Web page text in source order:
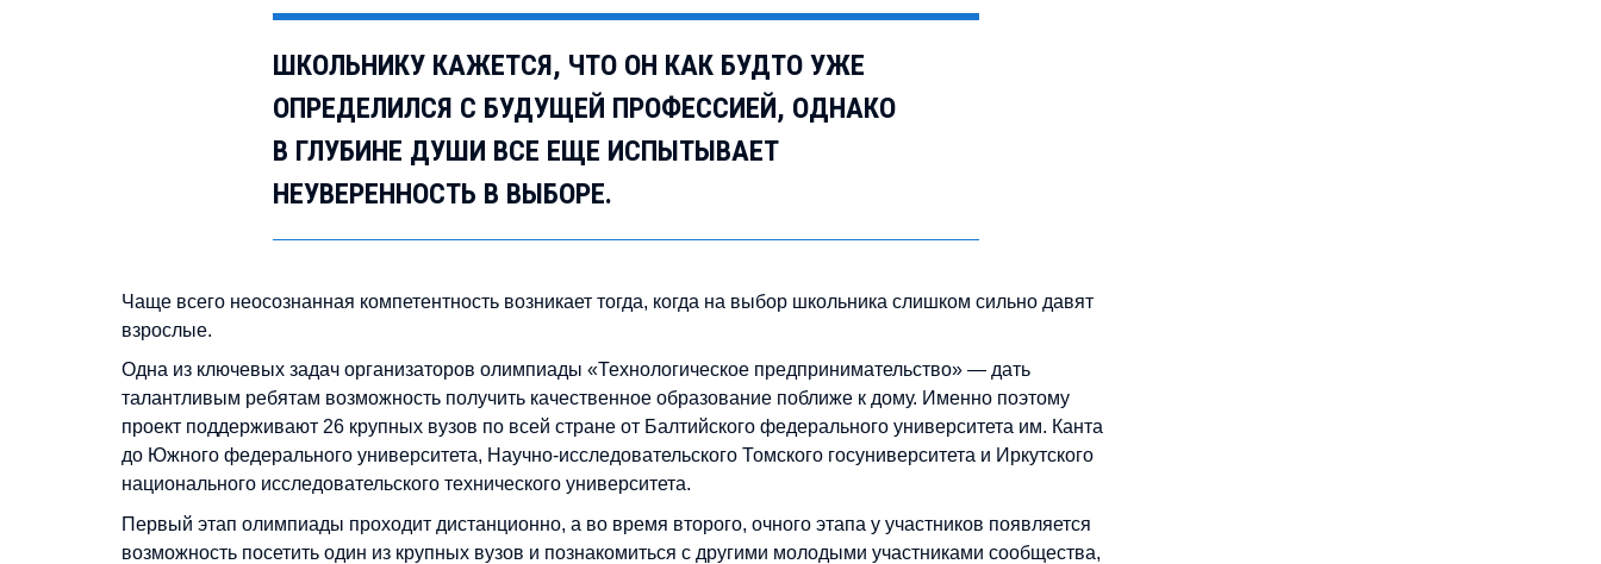
ШКОЛЬНИКУ КАЖЕТСЯ, ЧТО ОН КАК БУДТО УЖЕ
ОПРЕДЕЛИЛСЯ С БУДУЩЕЙ ПРОФЕССИЕЙ, ОДНАКО
В ГЛУБИНЕ ДУШИ ВСЕ ЕЩЕ ИСПЫТЫВАЕТ
НЕУВЕРЕННОСТЬ В ВЫБОРЕ.
Чаще всего неосознанная компетентность возникает тогда, когда на выбор школьника слишком сильно давят
взрослые.
Одна из ключевых задач организаторов олимпиады «Технологическое предпринимательство» — дать
талантливым ребятам возможность получить качественное образование поближе к дому. Именно поэтому
проект поддерживают 26 крупных вузов по всей стране от Балтийского федерального университета им. Канта
до Южного федерального университета, Научно-исследовательского Томского госуниверситета и Иркутского
национального исследовательского технического университета.
Первый этап олимпиады проходит дистанционно, а во время второго, очного этапа у участников появляется
возможность посетить один из крупных вузов и познакомиться с другими молодыми участниками сообщества,